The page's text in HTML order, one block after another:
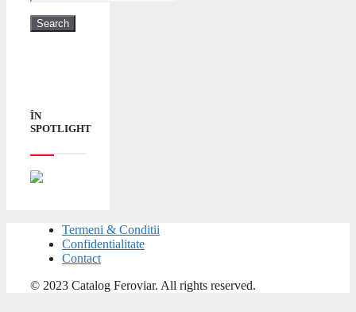
ÎN
SPOTLIGHT
Termeni & Conditii
Confidentialitate
Contact
© 2023 Catalog Feroviar. All rights reserved.